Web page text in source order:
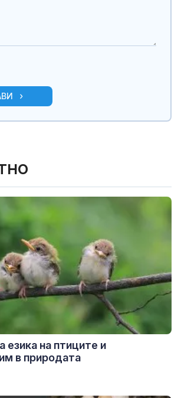
езика на птиците и
в природата